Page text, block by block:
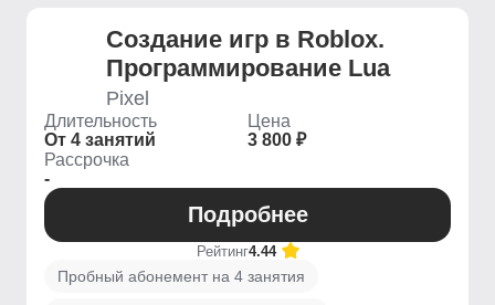
Создание игр в Roblox.
Программирование Lua
Pixel
Длительность
От 4 занятий
Цена
3 800 ₽
Рассрочка
-
Подробнее
Рейтинг4.44
Пробный абонемент на 4 занятия